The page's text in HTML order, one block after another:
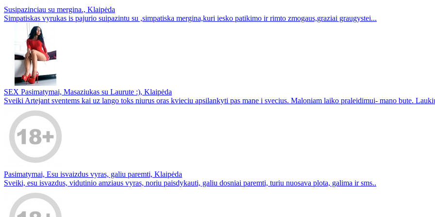
Susipazinciau su mergina., Klaipėda
Simpatiskas vyrukas is pajurio suipazintu su ,simpatiska mergina,kuri iesko patikimo ir rimto zmogaus,graziai graugystei...
SEX Pasimatymai, Masaziukas su Laurute :), Klaipėda
Sveiki Artejant sventems kai uz lango toks niurus oras kvieciu apsilankyti pas mane i svecius. Maloniam laiko praleidimui- mano bute.
Pasimatymai, Esu isvaizdus vyras, galiu paremti, Klaipėda
Sveiki, esu isvazdus, vidutinio amziaus vyras, noriu paisdykauti, galiu dosniai paremti, turiu nuosava plota, galima ir sms..